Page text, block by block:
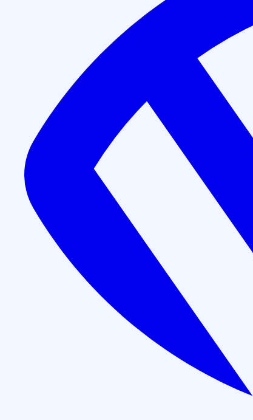
Повышение квалификации
Методы исследования
Длительность программы обучения:
Форма обучения: дистанционно
Получаемый документ: Удостоверение о
Записаться на курс
Даём гарантию прохождения аккредитации по
Внесем диплом в ФИС ФРДО в течении 3 дней